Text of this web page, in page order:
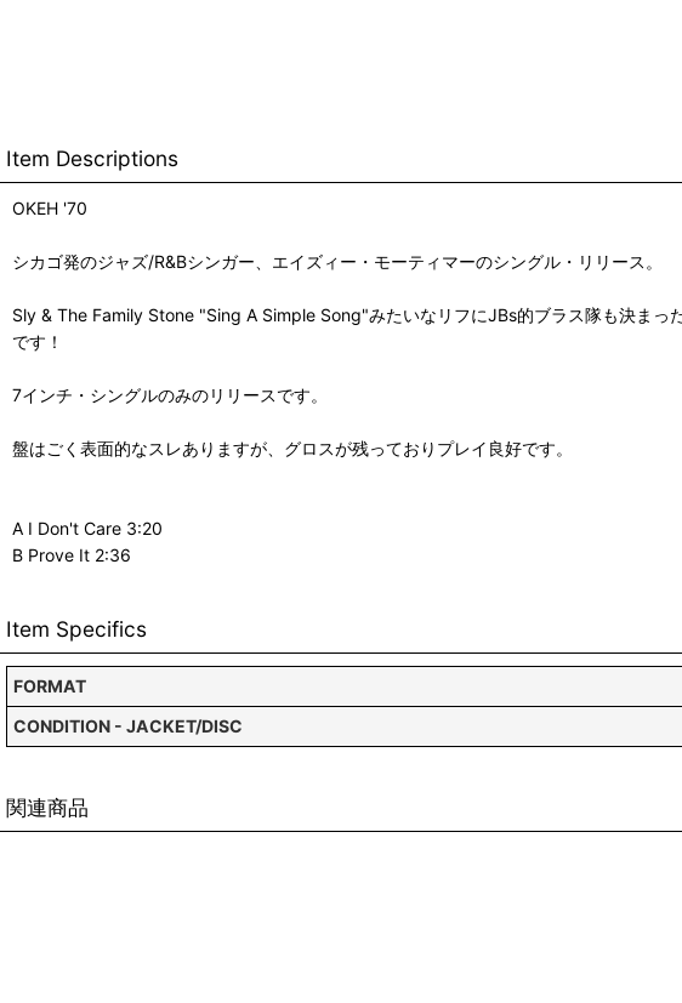
Item Descriptions
OKEH '70
シカゴ発のジャズ/R&Bシンガー、エイズィー・モーティマーのシングル・リリース。
Sly & The Family Stone "Sing A Simple Song"みたいなリフにJBs的ブラス隊も決ま
です！
7インチ・シングルのみのリリースです。
盤はごく表面的なスレありますが、グロスが残っておりプレイ良好です。
A I Don't Care 3:20
B Prove It 2:36
Item Specifics
FORMAT
CONDITION - JACKET/DISC
関連商品